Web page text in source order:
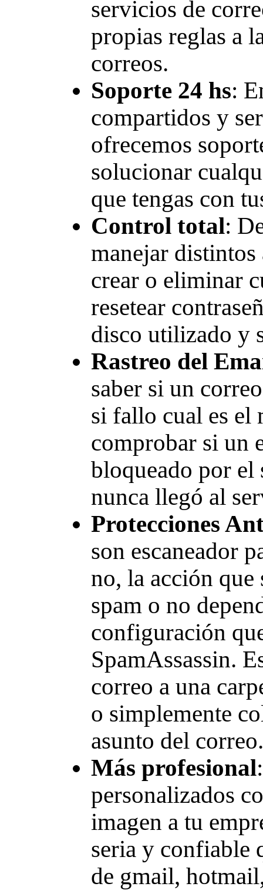
servicios de
propias reglas a
correos.
Soporte 24 hs:
compartidos y
ofrecemos
solucionar
que tengas con
Control total:
manejar distintos
crear o eliminar
resetear
disco utilizado y
Rastreo del
saber si un
si fallo cual es el
comprobar si un
bloqueado por
nunca llegó al
Protecciones
son escaneador
no, la acción que
spam o no
configuración
SpamAssassin.
correo a una
o simplemente
asunto del correo.
Más profesional
personalizados
imagen a tu
seria y confiable
de gmail,